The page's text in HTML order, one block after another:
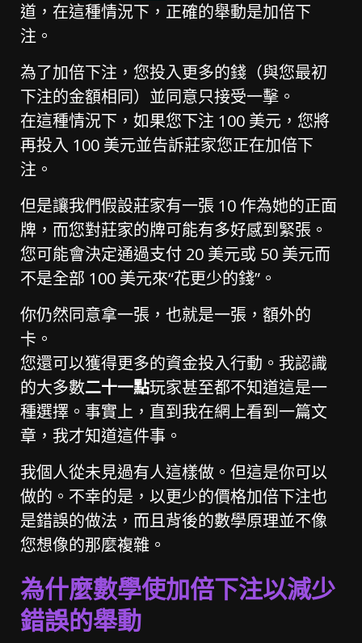
道，在這種情況下，正確的舉動是加倍下
注。
為了加倍下注，您投入更多的錢（與您最初
下注的金額相同）並同意只接受一擊。
在這種情況下，如果您下注 100 美元，您將
再投入 100 美元並告訴莊家您正在加倍下
注。
但是讓我們假設莊家有一張 10 作為她的正面
牌，而您對莊家的牌可能有多好感到緊張。
您可能會決定通過支付 20 美元或 50 美元而
不是全部 100 美元來“花更少的錢”。
你仍然同意拿一張，也就是一張，額外的
卡。
您還可以獲得更多的資金投入行動。我認識
的大多數二十一點玩家甚至都不知道這是一
種選擇。事實上，直到我在網上看到一篇文
章，我才知道這件事。
我個人從未見過有人這樣做。但這是你可以
做的。不幸的是，以更少的價格加倍下注也
是錯誤的做法，而且背後的數學原理並不像
您想像的那麼複雜。
為什麼數學使加倍下注以減少
錯誤的舉動